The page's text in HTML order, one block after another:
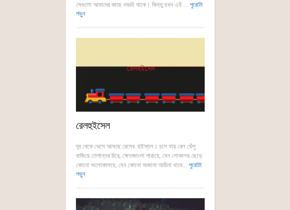
সেগুলো আমাদের কাছে খবরই থাকে। কিন্তু যখন এই ... পুরোটা
পড়ুন
রেলহুইসেল
দূর থেকে ভেসে আসছে রেলের হুইস্যল। চলে যায় রেল ভেঁপু
বাজিয়ে তেপান্তর চিরে, ক্ষেতজাংলা পারায়ে, যেন লোকালয় ছেড়ে
কোনো অলোকালয়ে, যেন কোনো অজানা আচিনা ধামে... পুরোটা
পড়ুন